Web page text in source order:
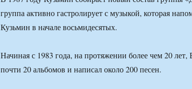
группа активно гастролирует с музыкой, которая
Кузьмин в начале восьмидесятых.
Начиная с 1983 года, на протяжении более чем 20
почти 20 альбомов и написал около 200 песен.